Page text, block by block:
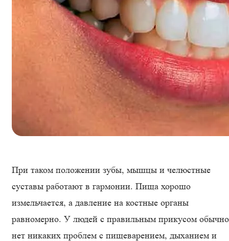
При таком положении зубы, мышцы и челюстные
суставы работают в гармонии. Пища хорошо
измельчается, а давление на костные органы
равномерно. У людей с правильным прикусом обычно
нет никаких проблем с пищеварением, дыханием и